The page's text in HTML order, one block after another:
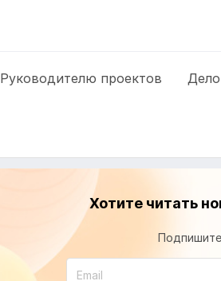
Руководителю проектов
Хотите читать